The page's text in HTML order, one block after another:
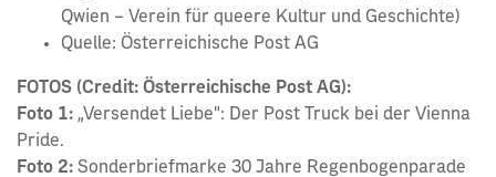
Qwien – Verein für queere Kultur und Geschichte)
Quelle: Österreichische Post AG
FOTOS (Credit: Österreichische Post AG):
Foto 1: „Versendet Liebe": Der Post Truck bei der Vienna
Pride.
Foto 2: Sonderbriefmarke 30 Jahre Regenbogenparade